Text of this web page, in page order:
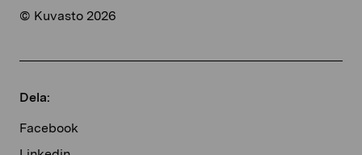
© Kuvasto 2026
Dela:
Facebook